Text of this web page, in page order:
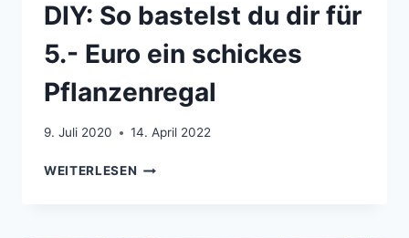
DIY: So bastelst du dir für
5.- Euro ein schickes
Pflanzenregal
9. Juli 2020 14. April 2022
WEITERLESEN DIY: